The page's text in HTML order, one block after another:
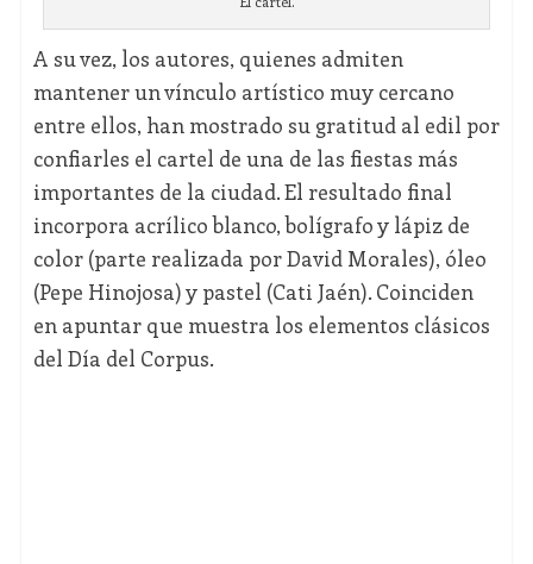
A su vez, los autores, quienes admiten
mantener un vínculo artístico muy cercano
entre ellos, han mostrado su gratitud al edil por
confiarles el cartel de una de las fiestas más
importantes de la ciudad. El resultado final
incorpora acrílico blanco, bolígrafo y lápiz de
color (parte realizada por David Morales), óleo
(Pepe Hinojosa) y pastel (Cati Jaén). Coinciden
en apuntar que muestra los elementos clásicos
del Día del Corpus.